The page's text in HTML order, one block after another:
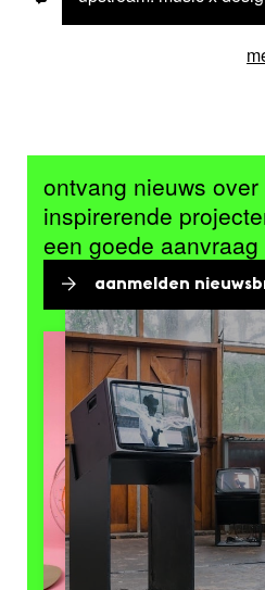
ontvang nieuws
inspirerende
een goede aanvraag
aanmelden